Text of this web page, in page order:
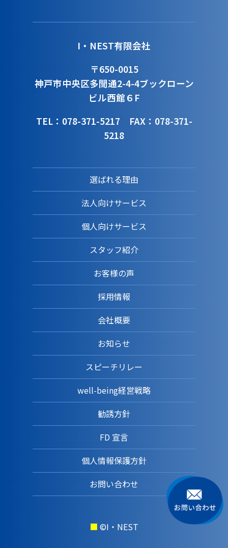
I・NEST有限会社
〒650-0015
神戸市中央区多聞通2-4-4ブックローン
ビル西館６F
TEL：078-371-5217 FAX：078-371-
5218
選ばれる理由
法人向けサービス
個人向けサービス
スタッフ紹介
お客様の声
採用情報
会社概要
お知らせ
スピーチリレー
well-being経営戦略
勧誘方針
FD 宣言
個人情報保護方針
お問い合わせ
■ ©I・NEST